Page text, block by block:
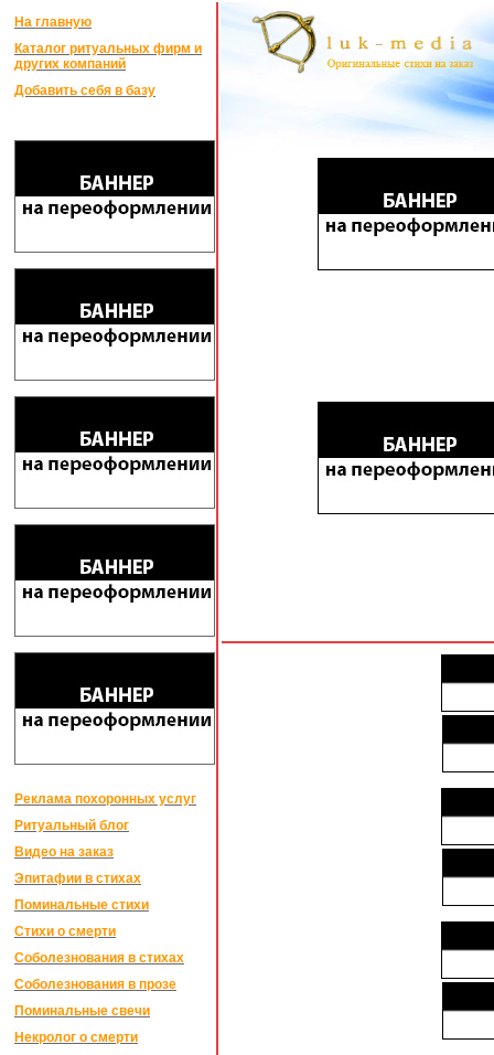
На главную
Каталог ритуальных фирм и
других компаний
Добавить себя в базу
Реклама похоронных услуг
Ритуальный блог
Видео на заказ
Эпитафии в стихах
Поминальные стихи
Стихи о смерти
Соболезнования в стихах
Соболезнования в прозе
Поминальные свечи
Некролог о смерти